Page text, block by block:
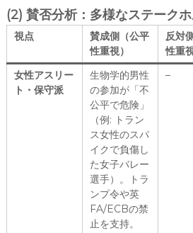
(2) 賛否分析：多様なステーク
視点
賛成側（公平
性重視）
反対
性重視
女性アスリー
ト・保守派
生物学的男性
の参加が「不
公平で危険」
（例: トラン
ス女性のスパ
イクで負傷し
た女子バレー
選手）。トラ
ンプ令や英
FA/ECBの禁
止を支持。
–